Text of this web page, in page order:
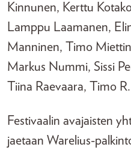
Kinnunen, Kerttu
Lamppu Laamanen,
Manninen, Timo
Markus Nummi, Sissi
Tiina Raevaara, Timo
Festivaalin avajaisten
jaetaan Warelius-